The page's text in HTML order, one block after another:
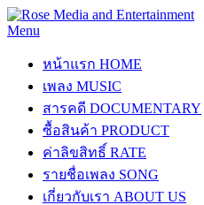
Menu
หน้าแรก HOME
เพลง MUSIC
สารคดี DOCUMENTARY
ซื้อสินค้า PRODUCT
ค่าลิขสิทธิ์ RATE
รายชื่อเพลง SONG
เกี่ยวกับเรา ABOUT US